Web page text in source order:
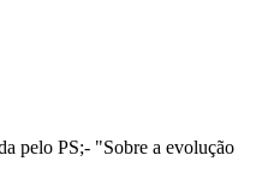
pelo PS;- "Sobre a evolução